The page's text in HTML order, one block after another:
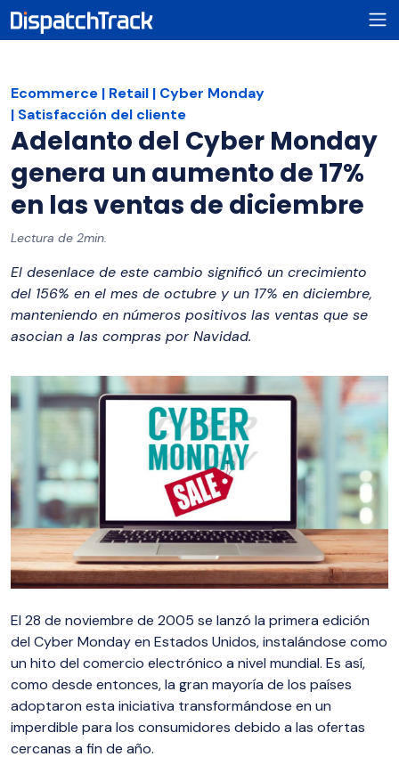
Ecommerce Retail
Cyber Monday
Satisfacción del cliente
Adelanto del Cyber Monday
genera un aumento de 17%
en las ventas de diciembre
Lectura de 2min.
El desenlace de este cambio significó un crecimiento
del 156% en el mes de octubre y un 17% en diciembre,
manteniendo en números positivos las ventas que se
asocian a las compras por Navidad.
El 28 de noviembre de 2005 se lanzó la primera edición
del Cyber Monday en Estados Unidos, instalándose como
un hito del comercio electrónico a nivel mundial. Es así,
como desde entonces, la gran mayoría de los países
adoptaron esta iniciativa transformándose en un
imperdible para los consumidores debido a las ofertas
cercanas a fin de año.